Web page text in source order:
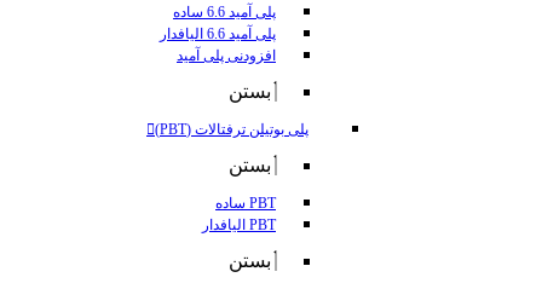
پلی آمید 6.6 ساده
پلی آمید 6.6 الیافدار
افزودنی پلی آمید
بستن
پلی بوتیلن ترفتالات (PBT)
بستن
PBT ساده
PBT الیافدار
بستن